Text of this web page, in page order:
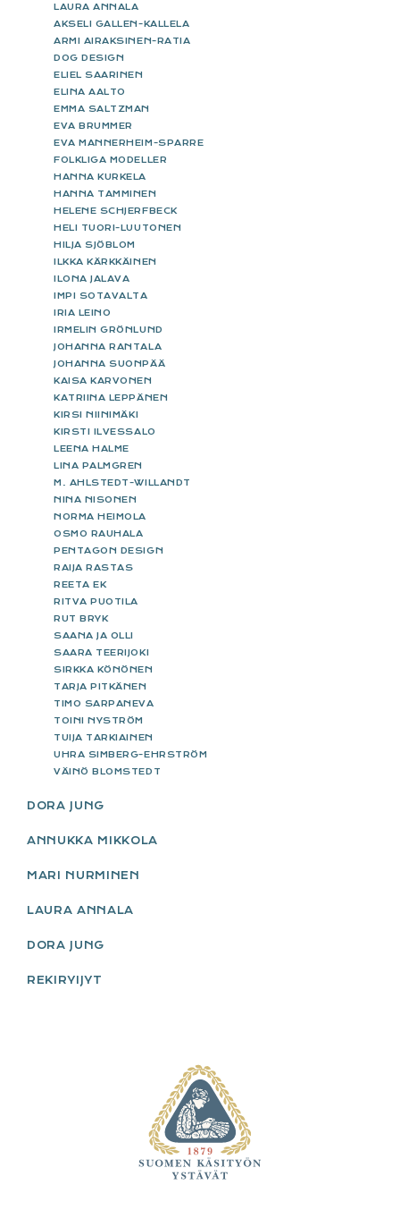
LAURA ANNALA
AKSELI GALLEN-KALLELA
ARMI AIRAKSINEN-RATIA
DOG DESIGN
ELIEL SAARINEN
ELINA AALTO
EMMA SALTZMAN
EVA BRUMMER
EVA MANNERHEIM-SPARRE
FOLKLIGA MODELLER
HANNA KURKELA
HANNA TAMMINEN
HELENE SCHJERFBECK
HELI TUORI-LUUTONEN
HILJA SJÖBLOM
ILKKA KÄRKKÄINEN
ILONA JALAVA
IMPI SOTAVALTA
IRIA LEINO
IRMELIN GRÖNLUND
JOHANNA RANTALA
JOHANNA SUONPÄÄ
KAISA KARVONEN
KATRIINA LEPPÄNEN
KIRSI NIINIMÄKI
KIRSTI ILVESSALO
LEENA HALME
LINA PALMGREN
M. AHLSTEDT-WILLANDT
NINA NISONEN
NORMA HEIMOLA
OSMO RAUHALA
PENTAGON DESIGN
RAIJA RASTAS
REETA EK
RITVA PUOTILA
RUT BRYK
SAANA JA OLLI
SAARA TEERIJOKI
SIRKKA KÖNÖNEN
TARJA PITKÄNEN
TIMO SARPANEVA
TOINI NYSTRÖM
TUIJA TARKIAINEN
UHRA SIMBERG-EHRSTRÖM
VÄINÖ BLOMSTEDT
DORA JUNG
ANNUKKA MIKKOLA
MARI NURMINEN
LAURA ANNALA
DORA JUNG
REKIRYIJYT